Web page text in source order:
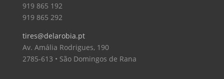
919 865 192
919 865 292
tires@delarobia.pt
Av. Amália Rodrigues, 190
2785-613 • São Domingos de Rana